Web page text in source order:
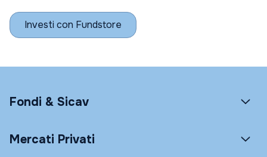
Investi con Fundstore
Fondi & Sicav
Mercati Privati